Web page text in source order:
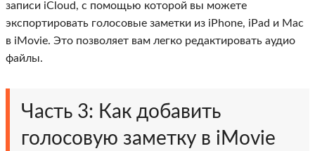
записи iCloud, с помощью которой вы можете
экспортировать голосовые заметки из iPhone, iPad и Mac
в iMovie. Это позволяет вам легко редактировать аудио
файлы.
Часть 3: Как добавить
голосовую заметку в iMovie